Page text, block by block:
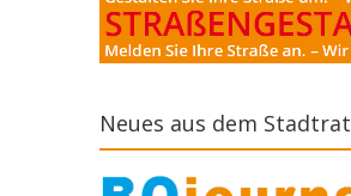
Neues aus dem Stadtrat